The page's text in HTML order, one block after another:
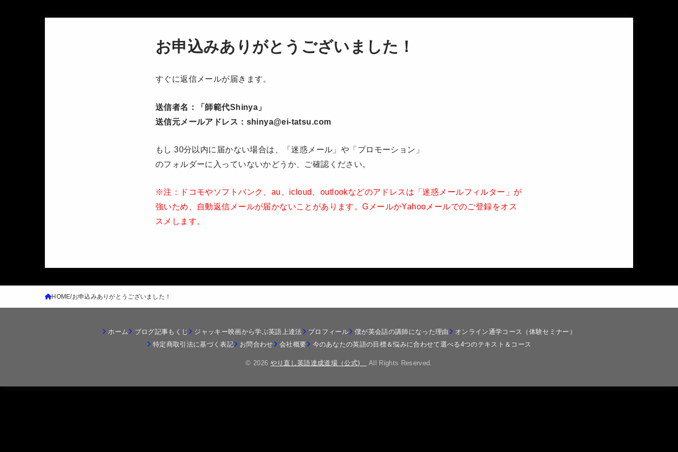
お申込みありがとうございました！
すぐに返信メールが届きます。
送信者名：「師範代Shinya」
送信元メールアドレス：shinya@ei-tatsu.com
もし 30分以内に届かない場合は、「迷惑メール」や「プロモーション」
のフォルダーに入っていないかどうか、ご確認ください。
※注：ドコモやソフトバンク、au、icloud、outlookなどのアドレスは「迷惑メールフィルター」が
強いため、自動返信メールが届かないことがあります。GメールかYahooメールでのご登録をオス
スメします。
HOME お申込みありがとうございました！
ホーム ブログ記事もくじ ジャッキー映画から学ぶ英語上達法 プロフィール 僕が英会話の講師になった理由
オンライン通学コース（体験セミナー）
特定商取引法に基づく表記
お問合わせ 会社概要 今のあなたの英語の目標＆悩みに合わせて選べる4つのテキスト＆コース
© 2026 やり直し英語達成道場（公式) All Rights Reserved.